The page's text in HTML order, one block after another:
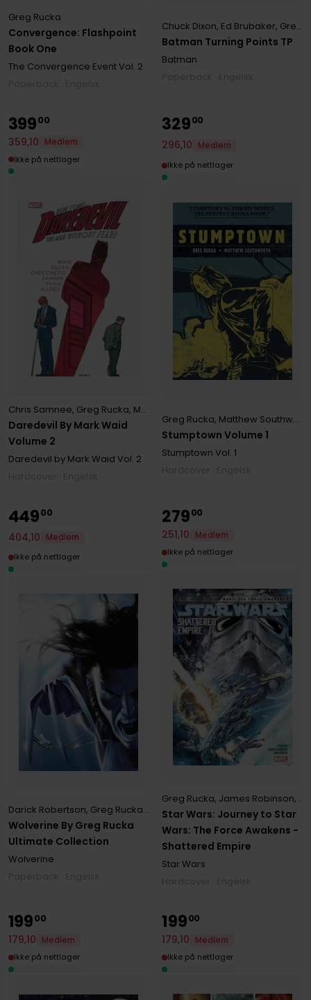
Convergence: Flashpoint
Book One
Greg Rucka
The Convergence EventVol. 2
Batman Turning Points TP
Chuck Dixon, Ed Brubaker, Greg Rucka
Batman
Daredevil By Mark Waid
Volume 2
Chris Samnee, Greg Rucka, Mark Waid
Daredevil by Mark Waid Vol. 2
39900
359,10
Medlem
Ikke på nettlager
Stumptown Volume 1
Greg Rucka, Matthew Southworth
Stumptown Vol. 1
32900
296,10
Medlem
Ikke på nettlager
Wolverine By Greg Rucka
Ultimate Collection
Darick Robertson, Greg Rucka,Leo Fernandez
Wolverine
44900
404,10
Medlem
Ikke på nettlager
Star Wars: Journey to Star
Wars: The Force Awakens -
Shattered Empire
Greg Rucka, James Robinson,
Star Wars
27900
251,10
Medlem
Ikke på nettlager
19900
179,10
Medlem
Ikke på nettlager
19900
179,10
Medlem
Ikke på nettlager